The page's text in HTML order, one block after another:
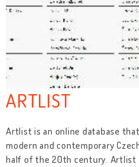
ARTLIST
Artlist is an online database
modern and contemporary
half of the 20th century. Artlist